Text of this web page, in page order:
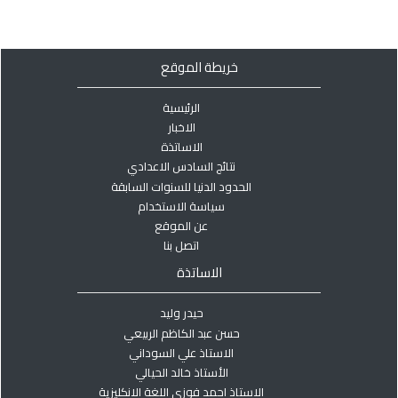
خريطة الموقع
الرئيسية
الاخبار
الاساتذة
نتائج السادس الاعدادي
الحدود الدنيا للسنوات السابقة
سياسة الاستخدام
عن الموقع
اتصل بنا
الاساتذة
حيدر وليد
حسن عبد الكاظم الربيعي
الاستاذ علي السوداني
الأستاذ خالد الحيالي
الاستاذ احمد فوزي اللغة الانكليزية